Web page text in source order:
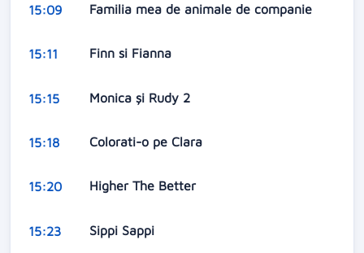
15:09 Familia mea de animale de companie
15:11 Finn si Fianna
15:15 Monica și Rudy 2
15:18 Colorati-o pe Clara
15:20 Higher The Better
15:23 Sippi Sappi